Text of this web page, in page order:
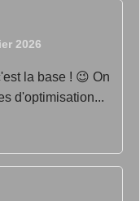
2026
la base ! 😉 On
d'optimisation...